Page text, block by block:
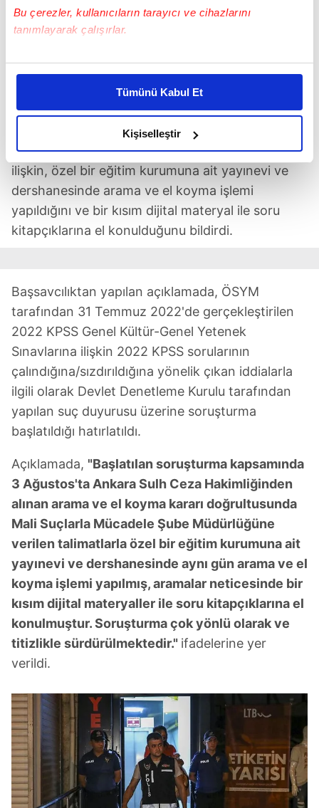
Bu çerezler, kullanıcıların tarayıcı ve cihazlarını
tanımlayarak çalışırlar.
Bu çerezlere izin vermeniz halinde sizlere özel
daha iyi reklam deneyimi yaşatabiliriz. Bunu yaparken
amacımızın size daha iyi bir reklam deneyimi sunmak
olduğunu ve sizlere en iyi içerikleri sunabilmek adına
elimizden gelen çabayı gösterdiğimizi ve bu noktada,
reklamların maliyetlerimizi karşılamak noktasında tek gelir
kalemimiz olduğunu sizlere hatırlatmak isteriz.
Her halükârda, kullanıcılar, bu çerezlere izin vermedikleri
takdirde, kullanıcılara hedefli reklamlar
Sizlere daha iyi bir hizmet sunabilmek için İnternet
Sitemizde kendimize ve üçüncü kişilere ait çerezler
kullanılmaktadır. Bu çerezler vasıtasıyla çeşitli kişisel
verileriniz işlenmekte olup gerekli olan çerezler bilgi
toplumu hizmetlerinin sunulması amacıyla
kullanılmaktadır. Diğer çerezler, sitemizin daha işlevsel
kılınması ve kişiselleştirilmesi ve sizlere yönelik
reklam/pazarlama faaliyetlerinin yapılması, amaçlarıyla
sınırlı olarak açık rızanız dahilinde kullanılacaktır.
Çerezlere ilişkin tercihlerinizi aşağıda yer alan panel
vasıtasıyla belirleyebilirsiniz. Çerezlere ilişkin detaylı bilgi
için Ayarlar butonuna tıklayabilir,Çerez Bilgilendirme
Metnimiziziyaret edebilirsiniz.
6698 sayılı Kişisel Verilerin Korunması Kanunu uyarınca
hazırlanmış Aydınlatma Metnimizi okumak ve sitemizde
ilgili mevzuata uygun olarak kullanılan çerezlerle ilgili bilgi
almak için lütfentıklayınız.
Tümünü Kabul Et
Kişiselleştir
SORUŞTURMA ÇOK YÖNLÜ OLARAK VE
TİTİZLİKLE SÜRDÜRÜLMEKTEDİR
Ankara Cumhuriyet Başsavcılığı, 2022-KPSS
Lisans sorularının sızdırıldığıyla ilgili iddialara
ilişkin, özel bir eğitim kurumuna ait yayınevi ve
dershanesinde arama ve el koyma işlemi
yapıldığını ve bir kısım dijital materyal ile soru
kitapçıklarına el konulduğunu bildirdi.
Başsavcılıktan yapılan açıklamada, ÖSYM
tarafından 31 Temmuz 2022'de gerçekleştirilen
2022 KPSS Genel Kültür-Genel Yetenek
Sınavlarına ilişkin 2022 KPSS sorularının
çalındığına/sızdırıldığına yönelik çıkan iddialarla
ilgili olarak Devlet Denetleme Kurulu tarafından
yapılan suç duyurusu üzerine soruşturma
başlatıldığı hatırlatıldı.
Açıklamada, "Başlatılan soruşturma kapsamında
3 Ağustos'ta Ankara Sulh Ceza Hakimliğinden
alınan arama ve el koyma kararı doğrultusunda
Mali Suçlarla Mücadele Şube Müdürlüğüne
verilen talimatlarla özel bir eğitim kurumuna ait
yayınevi ve dershanesinde aynı gün arama ve el
koyma işlemi yapılmış, aramalar neticesinde bir
kısım dijital materyaller ile soru kitapçıklarına el
konulmuştur. Soruşturma çok yönlü olarak ve
titizlikle sürdürülmektedir." ifadelerine yer
verildi.